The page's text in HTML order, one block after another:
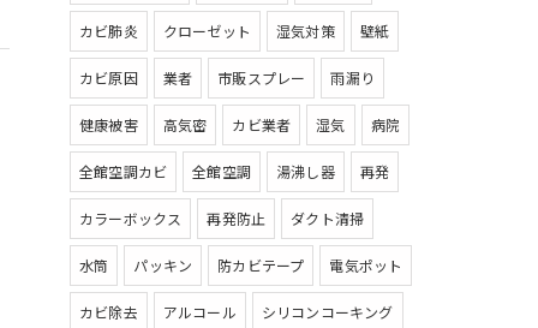
カビ肺炎 クローゼット 湿気対策 壁紙
カビ原因 業者 市販スプレー 雨漏り
健康被害 高気密 カビ業者 湿気 病院
全館空調カビ 全館空調 湯沸し器 再発
カラーボックス 再発防止 ダクト清掃
水筒 パッキン 防カビテープ 電気ポット
カビ除去 アルコール シリコンコーキング